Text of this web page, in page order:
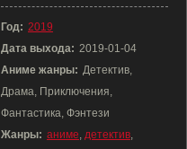
Год: 2019
Дата выхода: 2019-01-04
Аниме жанры: Детектив,
Драма, Приключения,
Фантастика, Фэнтези
Жанры: аниме, детектив,